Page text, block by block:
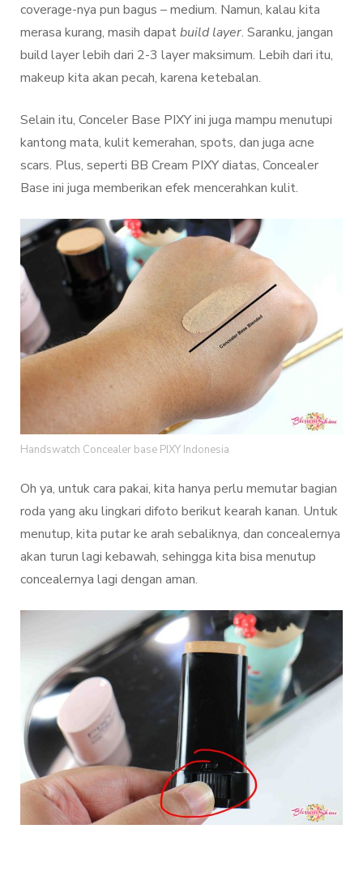
coverage-nya pun bagus – medium. Namun, kalau kita
merasa kurang, masih dapatbuild layer. Saranku, jangan
build layer lebih dari 2-3 layer maksimum. Lebih dari itu,
makeup kita akan pecah, karena ketebalan.
Selain itu, Conceler Base PIXY ini juga mampu menutupi
kantong mata, kulit kemerahan, spots, dan juga acne
scars. Plus, seperti BB Cream PIXY diatas, Concealer
Base ini juga memberikan efek mencerahkan kulit.
Handswatch Concealer base PIXY Indonesia
Oh ya, untuk cara pakai, kita hanya perlu memutar bagian
roda yang aku lingkari difoto berikut kearah kanan. Untuk
menutup, kita putar ke arah sebaliknya, dan concealernya
akan turun lagi kebawah, sehingga kita bisa menutup
concealernya lagi dengan aman.